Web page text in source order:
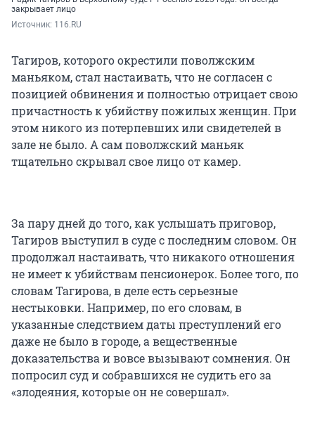
закрывает лицо
Источник: 116.RU
Тагиров, которого окрестили поволжским
маньяком, стал настаивать, что не согласен с
позицией обвинения и полностью отрицает свою
причастность к убийству пожилых женщин. При
этом никого из потерпевших или свидетелей в
зале не было. А сам поволжский маньяк
тщательно скрывал свое лицо от камер.
За пару дней до того, как услышать приговор,
Тагиров выступил в суде с последним словом. Он
продолжал настаивать, что никакого отношения
не имеет к убийствам пенсионерок. Более того, по
словам Тагирова, в деле есть серьезные
нестыковки. Например, по его словам, в
указанные следствием даты преступлений его
даже не было в городе, а вещественные
доказательства и вовсе вызывают сомнения. Он
попросил суд и собравшихся не судить его за
«злодеяния, которые он не совершал».